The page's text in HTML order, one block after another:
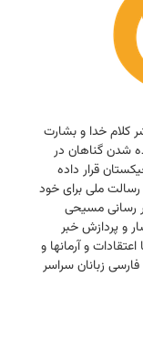
كلام خدا و بشارت
شدن گناهان در
قرار داده
ملی برای خود
رسانی مسیحی
و پردازش خبر
و آرمانها و
زبانان سراسر